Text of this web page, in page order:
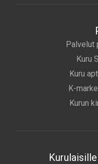
Palvelut
Kuru
Kuru
K-
Kurun